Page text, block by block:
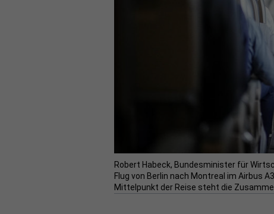
Robert Habeck, Bundesminister für
Flug von Berlin nach Montreal im Airbus
Mittelpunkt der Reise steht die